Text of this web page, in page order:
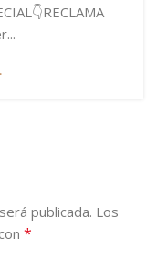
publicada. Los
*